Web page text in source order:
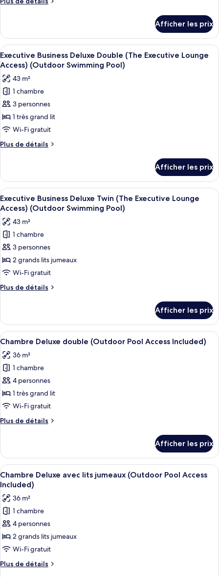
chambre :
Deluxe
(Outdoor
Pool
Access
Excluded)
Grand
Corner
Deluxe
(Outdoor
Access
Excluded)
Afficher les prix
Afficher
toutes
les
photos
pour
ce
type
de
chambre :
Executive
Deluxe
Double
(The
Executive
Lounge
Access)
(Outdoor
Swimming
Pool)
Une chambre d’hôtel avec un lit,
6
Executive Business Deluxe Double (The Executive Lounge
Access) (Outdoor Swimming Pool)
43 m²
1 chambre
3 personnes
1 très grand lit
Wi-Fi gratuit
Plus de détails
Plus
Executive
Business
Deluxe
Double
Executive
Lounge
Access)
(Outdoor
Swimming
Afficher les prix
Afficher
toutes
les
photos
pour
ce
type
de
chambre :
Executive
Deluxe
Twin
(The
Executive
Lounge
Access)
(Outdoor
Swimming
Pool)
Une chambre d’hôtel avec un lit, un
6
Executive Business Deluxe Twin (The Executive Lounge
Access) (Outdoor Swimming Pool)
43 m²
1 chambre
3 personnes
2 grands lits jumeaux
Wi-Fi gratuit
Plus de détails
Plus
Executive
Business
Deluxe
(The
Executive
Access)
(Outdoor
Swimming
Pool)
Afficher les prix
Afficher
toutes
les
photos
pour
ce
type
chambre :
double
(Outdoor
Pool
Access
Included)
Literie de qualité, couette en duvet,
5
Chambre Deluxe double (Outdoor Pool Access Included)
36 m²
1 chambre
4 personnes
1 très grand lit
Wi-Fi gratuit
Plus de détails
Plus
Chambre
Deluxe
double
(Outdoor
Access
Included)
Afficher les prix
Afficher
toutes
les
photos
pour
ce
type
de
chambre :
Chambre
Une chambre d’hôtel avec deux
2
Chambre Deluxe avec lits jumeaux (Outdoor Pool Access
Included)
36 m²
1 chambre
4 personnes
2 grands lits jumeaux
Wi-Fi gratuit
Plus de détails
Plus